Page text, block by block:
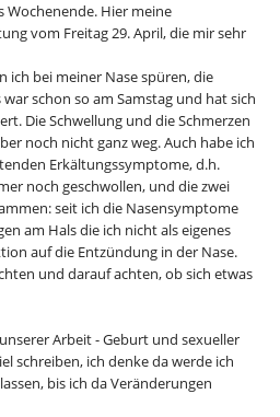
Hier meine
vom Freitag 29. April, die mir sehr
ich bei meiner Nase spüren, die
schon so am Samstag und hat sich
Die Schwellung und die Schmerzen
noch nicht ganz weg. Auch habe ich
Erkältungssymptome, d.h.
noch geschwollen, und die zwei
seit ich die Nasensymptome
am Hals die ich nicht als eigenes
auf die Entzündung in der Nase.
und darauf achten, ob sich etwas
Arbeit - Geburt und sexueller
schreiben, ich denke da werde ich
bis ich da Veränderungen